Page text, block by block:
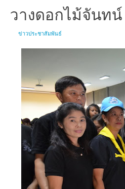
วางดอกไม้จันทน์
ข่าวประชาสัมพันธ์